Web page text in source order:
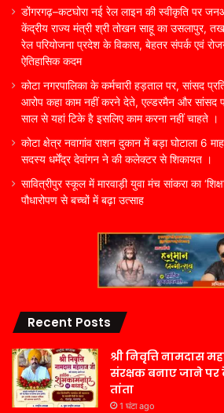
डोंगरगढ़–कटघोरा नई रेल लाइन की स्वीकृति पर
केंद्रीय राज्य मंत्री श्री तोखन साहू का उसलापुर,
रेल परियोजना प्रदेश के विकास, बेहतर संपर्क एवं
ऐतिहासिक कदम
कोटा नगरपालिका के कर्मचारी हड़ताल पर, सांसद
आरोप कहा काम नहीं करने देते, एल्डरमैन और सांसद
साल से यहां टिके है इसलिए काम करना नहीं चाहते ।
कोटा क्षेत्र नवागांव राशन दुकान में बड़ा घोटाला 6
सदस्य धर्मेंद्र देवांगन ने की कलेक्टर से शिकायत ।
सावित्रीपुर स्कूल में मारवाड़ी युवा मंच सांकरा का
पौधारोपण से बच्चों में बढ़ा उत्साह
Recent Posts
श्री निवृत्ति नामदास
संरक्षक बनाए जाने पर
तांता
1 घंटा ago